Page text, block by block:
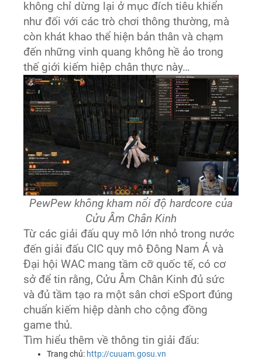
không chỉ dừng lại ở mục đích tiêu khiển
như đối với các trò chơi thông thường, mà
còn khát khao thể hiện bản thân và chạm
đến những vinh quang không hề ảo trong
thế giới kiếm hiệp chân thực này…
PewPew không kham nổi độ hardcore của
Cửu Âm Chân Kinh
Từ các giải đấu quy mô lớn nhỏ trong nước
đến giải đấu CIC quy mô Đông Nam Á và
Đại hội WAC mang tầm cỡ quốc tế, có cơ
sở để tin rằng, Cửu Âm Chân Kinh đủ sức
và đủ tầm tạo ra một sân chơi eSport đúng
chuẩn kiếm hiệp dành cho cộng đồng
game thủ.
Tìm hiểu thêm về thông tin giải đấu:
Trang chủ: http://cuuam.gosu.vn